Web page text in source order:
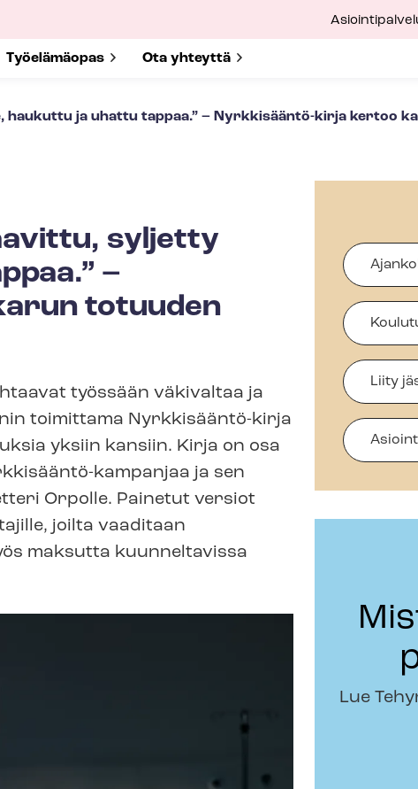
Show submenu for
Työelämäopas Show submenu for
Ota yhteyttä
ja uhattu tappaa.” – Nyrkkisääntö-​kirja kertoo
syljetty
–
totuuden
työssään väkivaltaa ja
toimittama Nyrkkisääntö-​kirja
yksiin kansiin. Kirja on osa
​kampanjaa ja sen
Orpolle. Painetut versiot
joilta vaaditaan
maksutta kuunneltavissa
Liity
Lue